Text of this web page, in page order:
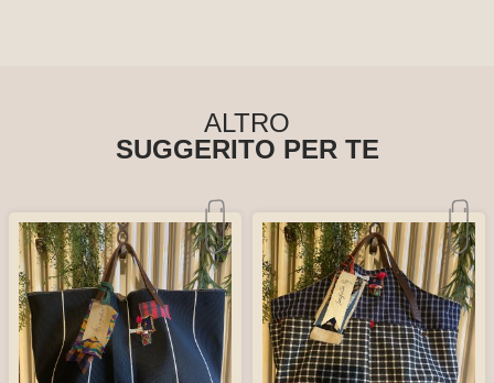
ALTRO
SUGGERITO PER TE